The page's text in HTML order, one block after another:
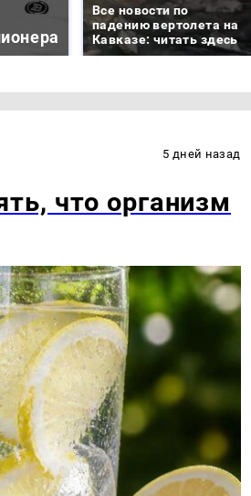
Все новости по
падению вертолета на
Кавказе: читать здесь
5 дней назад
что организм